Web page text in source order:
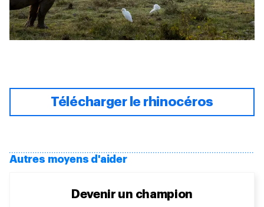
Télécharger le rhinocéros
Autres moyens d'aider
Devenir un champion